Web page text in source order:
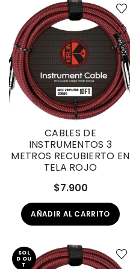
CABLES DE
INSTRUMENTOS 3
METROS RECUBIERTO EN
TELA ROJO
$7.900
AÑADIR AL CARRITO
SOL
D OU
T